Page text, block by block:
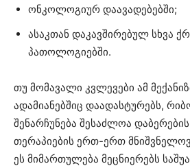
ონკოლოგიურ დაავადებებში;
ასაკთან დაკავშირებულ სხვა
პათოლოგიებში.
თუ მომავალი კვლევები ამ
ადამიანებშიც დაადასტურებს,
შენარჩუნება შესაძლოა
თერაპიების ერთ-ერთ
ეს მიმართულება მეცნიერებს